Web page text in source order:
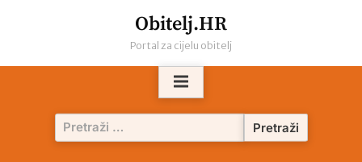
Obitelj.HR
Portal za cijelu obitelj
Pretraži: